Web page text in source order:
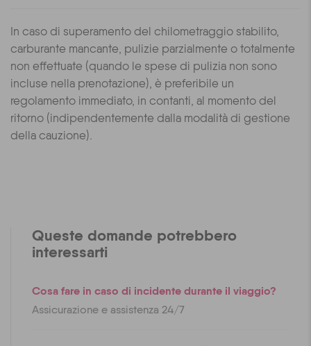
In caso di superamento del chilometraggio stabilito,
carburante mancante, pulizie parzialmente o totalmente
non effettuate (quando le spese di pulizia non sono
incluse nella prenotazione), è preferibile un
regolamento immediato, in contanti, al momento del
ritorno (indipendentemente dalla modalità di gestione
della cauzione).
Queste domande potrebbero
interessarti
Cosa fare in caso di incidente durante il viaggio?
Assicurazione e assistenza 24/7